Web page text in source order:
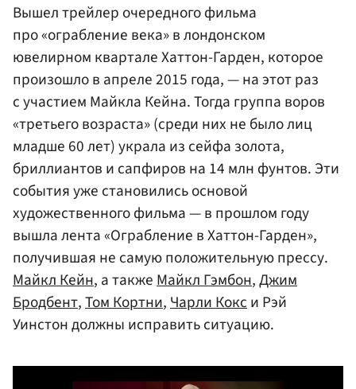
Вышел трейлер очередного фильма
про «ограбление века» в лондонском
ювелирном квартале Хаттон-Гарден, которое
произошло в апреле 2015 года, — на этот раз
с участием Майкла Кейна. Тогда группа воров
«третьего возраста» (среди них не было лиц
младше 60 лет) украла из сейфа золота,
бриллиантов и сапфиров на 14 млн фунтов. Эти
события уже становились основой
художественного фильма — в прошлом году
вышла лента «Ограбление в Хаттон-Гарден»,
получившая не самую положительную прессу.
Майкл Кейн, а такжеМайкл Гэмбон,Джим
Бродбент,Том Кортни,Чарли Кокси Рэй
Уинстон должны исправить ситуацию.